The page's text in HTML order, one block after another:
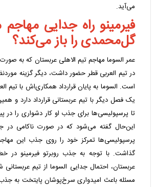
می‌آید.
فیرمینو راه جدایی مهاجم
گل‌محمدی را باز می‌کند؟
عمر السوما مهاجم تیم الاهلی عربستان که به
در تیم العربی قطر حضور داشت، دیگر گزینه
است. السوما به پایان قرارداد همکاری‌اش با تیم
یک فصل دیگر با تیم عربستانی قرارداد دارد و
تا پرسپولیسی‌ها برای جذب او کار دشواری را در
این‌حال گفته می‌شود که در صورت ناکامی در
پرسپولیسی‌ها تمرکز خود را روی جذب این
گذاشت. با توجه به جذب روبرتو فیرمینو در
عربستان، احتمال جدایی السوما از تیم
مسئله باعث امیدواری سرخ‌پوشان پایتخت به جذب